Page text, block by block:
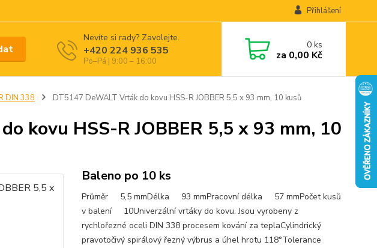
Přihlášení
Nevíte si rady? Zavolejte.
+420 224 936 535
Po–Pá | 9:00 – 16:00
0ks
za 0,00 Kč
DIN 338 DT5147 DeWALT Vrták do kovu HSS-R JOBBER 5,5 x 93 mm, 10 kusů
kovu HSS-R JOBBER 5,5 x 93 mm, 10
Baleno po 10 ks
Průměr 5,5 mmDélka 93 mmPracovní délka 57 mmPočet kusů
v balení 10Univerzální vrtáky do kovu. Jsou vyrobeny z
rychlořezné oceli DIN 338 procesem kování za teplaCylindrický
pravotočivý spirálový řezný výbrus a úhel hrotu 118°Tolerance